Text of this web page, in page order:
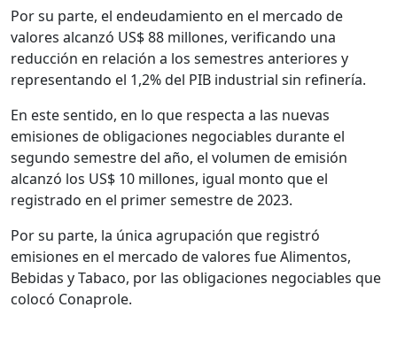
Por su parte, el endeudamiento en el mercado de
valores alcanzó US$ 88 millones, verificando una
reducción en relación a los semestres anteriores y
representando el 1,2% del PIB industrial sin refinería.
En este sentido, en lo que respecta a las nuevas
emisiones de obligaciones negociables durante el
segundo semestre del año, el volumen de emisión
alcanzó los US$ 10 millones, igual monto que el
registrado en el primer semestre de 2023.
Por su parte, la única agrupación que registró
emisiones en el mercado de valores fue Alimentos,
Bebidas y Tabaco, por las obligaciones negociables que
colocó Conaprole.